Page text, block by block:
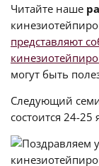
Читайте наше
представляют
могут быть
Следующий
состоится 24-25